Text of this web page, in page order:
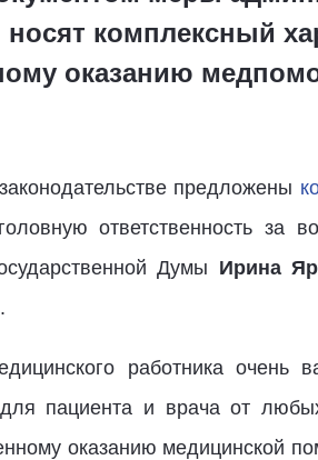
носят комплексный
оказанию
предложены
ответственность за
Думы Ирина
работника очень
пациента и врача от
оказанию медицинской